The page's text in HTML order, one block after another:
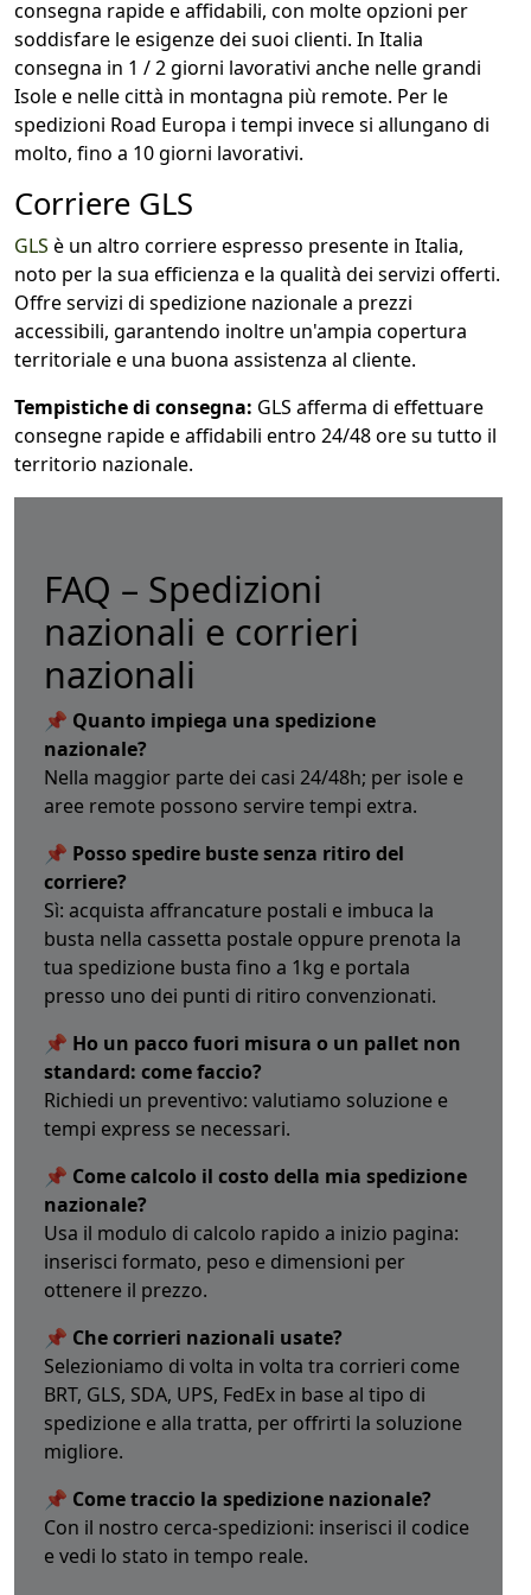
consegna rapide e affidabili, con molte opzioni per
soddisfare le esigenze dei suoi clienti. In Italia
consegna in 1 / 2 giorni lavorativi anche nelle grandi
Isole e nelle città in montagna più remote. Per le
spedizioni Road Europa i tempi invece si allungano di
molto, fino a 10 giorni lavorativi.
Corriere GLS
GLS è un altro corriere espresso presente in Italia,
noto per la sua efficienza e la qualità dei servizi offerti.
Offre servizi di spedizione nazionale a prezzi
accessibili, garantendo inoltre un'ampia copertura
territoriale e una buona assistenza al cliente.
Tempistiche di consegna: GLS afferma di effettuare
consegne rapide e affidabili entro 24/48 ore su tutto il
territorio nazionale.
FAQ – Spedizioni
nazionali e corrieri
nazionali
📌 Quanto impiega una spedizione
nazionale?
Nella maggior parte dei casi 24/48h; per isole e
aree remote possono servire tempi extra.
📌 Posso spedire buste senza ritiro del
corriere?
Sì: acquista affrancature postali e imbuca la
busta nella cassetta postale oppure prenota la
tua spedizione busta fino a 1kg e portala
presso uno dei punti di ritiro convenzionati.
📌 Ho un pacco fuori misura o un pallet non
standard: come faccio?
Richiedi un preventivo: valutiamo soluzione e
tempi express se necessari.
📌 Come calcolo il costo della mia spedizione
nazionale?
Usa il modulo di calcolo rapido a inizio pagina:
inserisci formato, peso e dimensioni per
ottenere il prezzo.
📌 Che corrieri nazionali usate?
Selezioniamo di volta in volta tra corrieri come
BRT, GLS, SDA, UPS, FedEx in base al tipo di
spedizione e alla tratta, per offrirti la soluzione
migliore.
📌 Come traccio la spedizione nazionale?
Con il nostro cerca-spedizioni: inserisci il codice
e vedi lo stato in tempo reale.